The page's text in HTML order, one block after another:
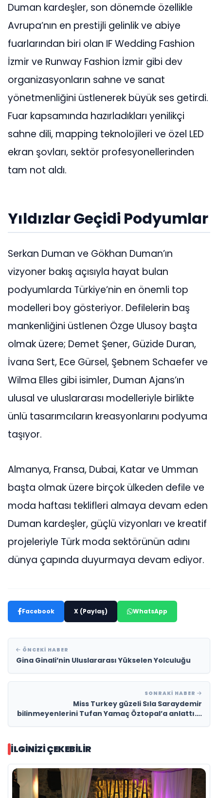
Duman kardeşler, son dönemde özellikle
Avrupa’nın en prestijli gelinlik ve abiye
fuarlarından biri olan IF Wedding Fashion
İzmir ve Runway Fashion İzmir gibi dev
organizasyonların sahne ve sanat
yönetmenliğini üstlenerek büyük ses getirdi.
Fuar kapsamında hazırladıkları yenilikçi
sahne dili, mapping teknolojileri ve özel LED
ekran şovları, sektör profesyonellerinden
tam not aldı.
Yıldızlar Geçidi Podyumlar
Serkan Duman ve Gökhan Duman’ın
vizyoner bakış açısıyla hayat bulan
podyumlarda Türkiye’nin en önemli top
modelleri boy gösteriyor. Defilelerin baş
mankenliğini üstlenen Özge Ulusoy başta
olmak üzere; Demet Şener, Güzide Duran,
İvana Sert, Ece Gürsel, Şebnem Schaefer ve
Wilma Elles gibi isimler, Duman Ajans’ın
ulusal ve uluslararası modelleriyle birlikte
ünlü tasarımcıların kreasyonlarını podyuma
taşıyor.
Almanya, Fransa, Dubai, Katar ve Umman
başta olmak üzere birçok ülkeden defile ve
moda haftası teklifleri almaya devam eden
Duman kardeşler, güçlü vizyonları ve kreatif
projeleriyle Türk moda sektörünün adını
dünya çapında duyurmaya devam ediyor.
Facebook X (Paylaş) WhatsApp
ÖNCEKI HABER
Gina Ginali’nin Uluslararası Yükselen Yolculuğu
SONRAKI HABER
Miss Turkey güzeli Sıla Saraydemir
bilinmeyenlerini Tufan Yamaç Öztopal’a anlattı….
İLGINIZI ÇEKEBILIR